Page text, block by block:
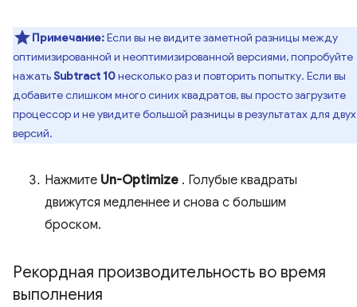
Примечание:Если вы не видите заметной разницы между
оптимизированной и неоптимизированной версиями, попробуйте
нажатьSubtract 10несколько раз и повторить попытку. Если вы
добавите слишком много синих квадратов, вы просто загрузите
процессор и не увидите большой разницы в результатах для двух
версий.
Нажмите Un-Optimize . Голубые квадраты
движутся медленнее и снова с большим
броском.
Рекордная производительность во время
выполнения